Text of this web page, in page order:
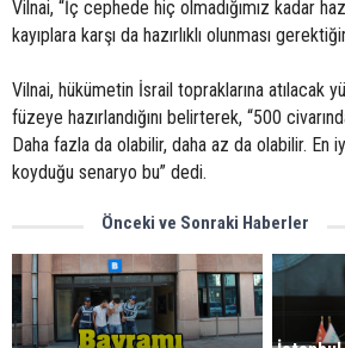
Vilnai, “İç cephede hiç olmadığımız kadar
kayıplara karşı da hazırlıklı olunması
Vilnai, hükümetin İsrail topraklarına atılacak
füzeye hazırlandığını belirterek, “500
Daha fazla da olabilir, daha az da olabilir. En
koyduğu senaryo bu” dedi.
Önceki ve Sonraki Haberler